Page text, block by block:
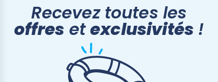
Recevez toutes les
offres etexclusivités !